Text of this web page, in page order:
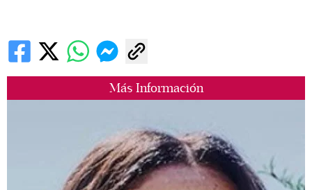
Más Información